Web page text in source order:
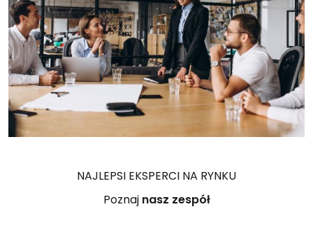
NAJLEPSI EKSPERCI NA RYNKU
Poznaj nasz zespół